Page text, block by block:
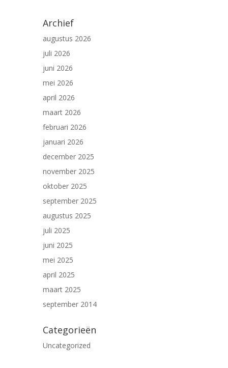
Archief
augustus 2026
juli 2026
juni 2026
mei 2026
april 2026
maart 2026
februari 2026
januari 2026
december 2025
november 2025
oktober 2025
september 2025
augustus 2025
juli 2025
juni 2025
mei 2025
april 2025
maart 2025
september 2014
Categorieën
Uncategorized